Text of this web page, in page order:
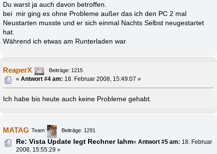
Du warst ja auch davon betroffen.
bei mir ging es ohne Probleme außer das ich den PC 2 mal
Neustarten musste und er sich einmal Nachts Selbst neugestartet
hat.
Während ich etwas am Runterladen war
ReaperX
Beiträge: 1215
«Antwort #4 am: 18. Februar 2008, 15:49:07 »
Ich habe bis heute auch keine Probleme gehabt.
MATAG Team Beiträge: 1291
Re: Vista Update legt Rechner lahm«Antwort #5 am: 18. Februar
2008, 15:55:29 »